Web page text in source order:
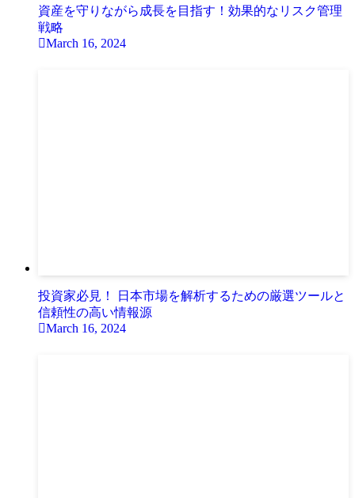
資産を守りながら成長を目指す！効果的なリスク管理
戦略
March 16, 2024
投資家必見！ 日本市場を解析するための厳選ツールと
信頼性の高い情報源
March 16, 2024